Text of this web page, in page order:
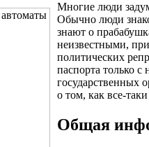
Многие люди
Обычно люди
знают о
неизвестными,
политических
паспорта только
государственных
о том, как все-
Общая